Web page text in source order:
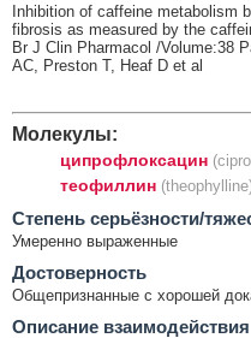
Inhibition of caffeine metabolism
fibrosis as measured by the
Br J Clin Pharmacol /Volume:38
AC, Preston T, Heaf D et al
Молекулы:
ципрофлоксацин
теофиллин
Cтепень серьёзности/
Умеренно выраженные
Достоверность
Общепризнанные с хорошей
Описание взаимодействия